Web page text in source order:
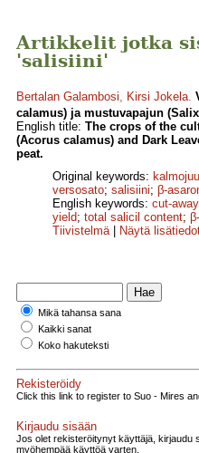
Artikkelit jotka
'salisiini'
Bertalan Galambosi, Kirsi Jokela.
calamus) ja mustuvapajun
English title: The crops of the
(Acorus calamus) and Dark
peat.
Original keywords:
versosato; salisiini; β-
English keywords: cut-
yield; total salicil content;
Tiivistelmä| Näytä
Mikä tahansa sana
Kaikki sanat
Koko hakuteksti
Rekisteröidy
Click this link to register to Suo - Mires
Kirjaudu sisään
Jos olet rekisteröitynyt käyttäjä, kirjaudu
myöhempää käyttöä varten.